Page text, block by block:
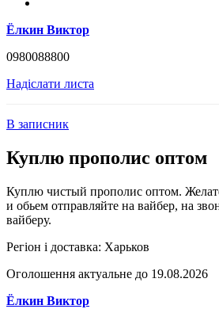
Ёлкин Виктор
0980088800
Надіслати листа
В записник
Куплю прополис оптом
Куплю чистый прополис оптом.
и обьем отправляйте на вайбер, на
вайберу.
Регіон і доставка: Харьков
Оголошення актуальне до 19.08.2026
Ёлкин Виктор